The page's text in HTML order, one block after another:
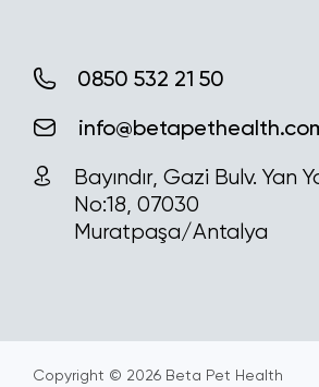
info@betapethealth.com